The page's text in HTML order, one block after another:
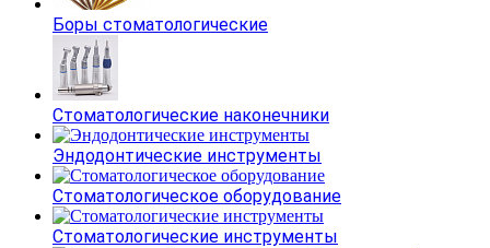
Боры стоматологические
Стоматологические наконечники
Эндодонтические инструменты
Стоматологическое оборудование
Стоматологические инструменты